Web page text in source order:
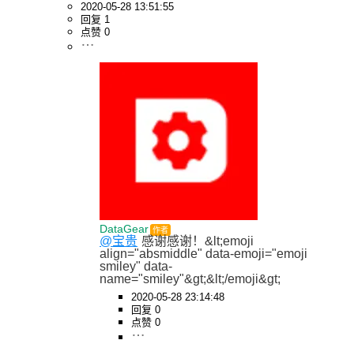
2020-05-28 13:51:55
回复 1
点赞 0
DataGear 作者
@宝贵 感谢感谢！&lt;emoji
align="absmiddle" data-emoji="emoji
smiley" data-
name="smiley"&gt;&lt;/emoji&gt;
2020-05-28 23:14:48
回复 0
点赞 0